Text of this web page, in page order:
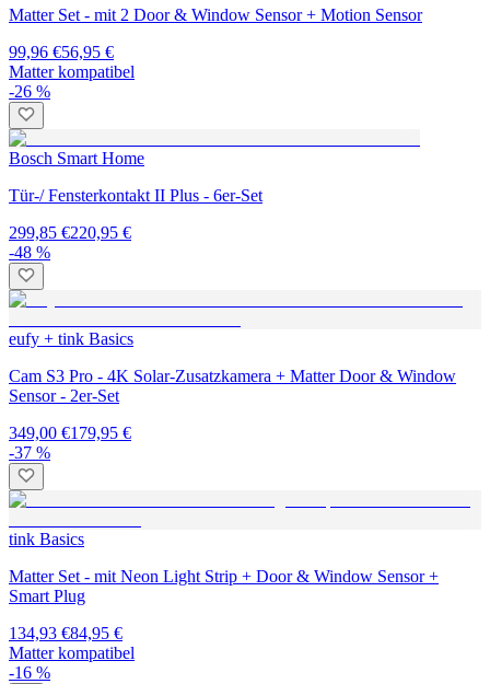
Matter Set - mit 2 Door & Window Sensor + Motion Sensor
99,96 €56,95 €
Matter kompatibel
-26 %
Bosch Smart Home
Tür-/ Fensterkontakt II Plus - 6er-Set
299,85 €220,95 €
-48 %
eufy + tink Basics
Cam S3 Pro - 4K Solar-Zusatzkamera + Matter Door & Window
Sensor - 2er-Set
349,00 €179,95 €
-37 %
tink Basics
Matter Set - mit Neon Light Strip + Door & Window Sensor +
Smart Plug
134,93 €84,95 €
Matter kompatibel
-16 %